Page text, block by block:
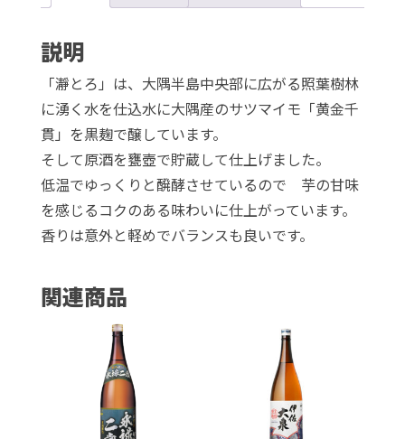
25
度
1,800ml
個
説明
「瀞とろ」は、大隅半島中央部に広がる照葉樹林
に湧く水を仕込水に大隅産のサツマイモ「黄金千
貫」を黒麹で醸しています。
そして原酒を甕壺で貯蔵して仕上げました。
低温でゆっくりと醗酵させているので 芋の甘味
を感じるコクのある味わいに仕上がっています。
香りは意外と軽めでバランスも良いです。
関連商品